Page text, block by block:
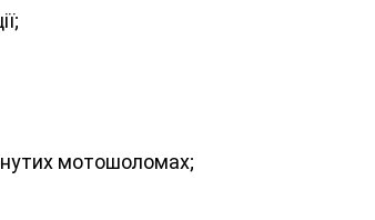
мотошоломах;